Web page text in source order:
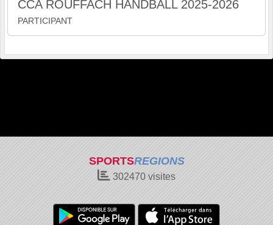
CCA ROUFFACH HANDBALL 2025-2026
PARTICIPANT
SPORTSREGIONS
302470 visites